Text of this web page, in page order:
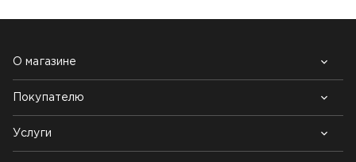
О магазине
Почему выбирают нас
Контакты
Блог
Покупателю
Возврат товара
Как заказать
Услуги